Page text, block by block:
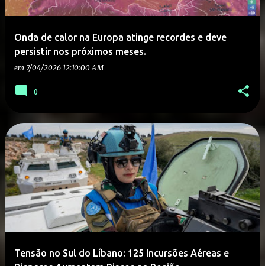
Onda de calor na Europa atinge recordes e deve
persistir nos próximos meses.
em 7/04/2026 12:10:00 AM
0
Tensão no Sul do Líbano: 125 Incursões Aéreas e